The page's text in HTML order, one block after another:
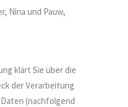
Nina und Pauw,
klärt Sie über die
der Verarbeitung
(nachfolgend